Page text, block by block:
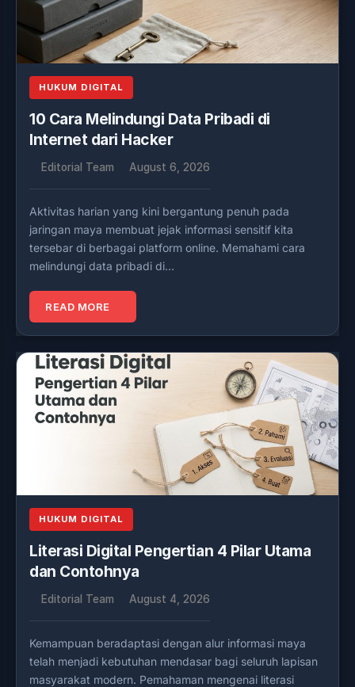
HUKUM DIGITAL
10 Cara Melindungi Data Pribadi di
Internet dari Hacker
Editorial Team August 6, 2026
Aktivitas harian yang kini bergantung penuh pada
jaringan maya membuat jejak informasi sensitif kita
tersebar di berbagai platform online. Memahami cara
melindungi data pribadi di…
READ MORE
HUKUM DIGITAL
Literasi Digital Pengertian 4 Pilar Utama
dan Contohnya
Editorial Team August 4, 2026
Kemampuan beradaptasi dengan alur informasi maya
telah menjadi kebutuhan mendasar bagi seluruh lapisan
masyarakat modern. Pemahaman mengenai literasi